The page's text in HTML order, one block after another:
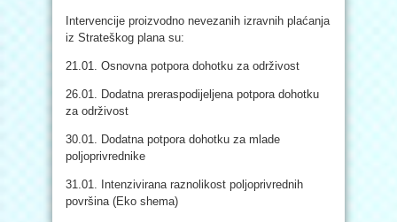
Intervencije proizvodno nevezanih izravnih plaćanja
iz Strateškog plana su:
21.01. Osnovna potpora dohotku za održivost
26.01. Dodatna preraspodijeljena potpora dohotku
za održivost
30.01. Dodatna potpora dohotku za mlade
poljoprivrednike
31.01. Intenzivirana raznolikost poljoprivrednih
površina (Eko shema)